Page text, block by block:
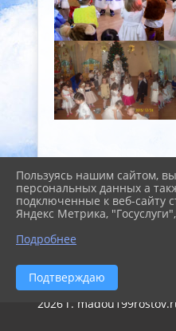
2026 г.
Пользуясь нашим сайтом,
персональных данных а
подключенные к веб-сайту
Яндекс Метрика,
Подробнее
Подтверждаю